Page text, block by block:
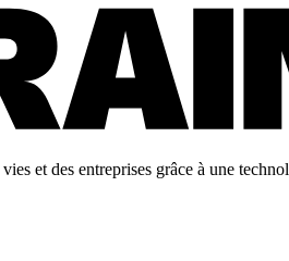
et des entreprises grâce à une